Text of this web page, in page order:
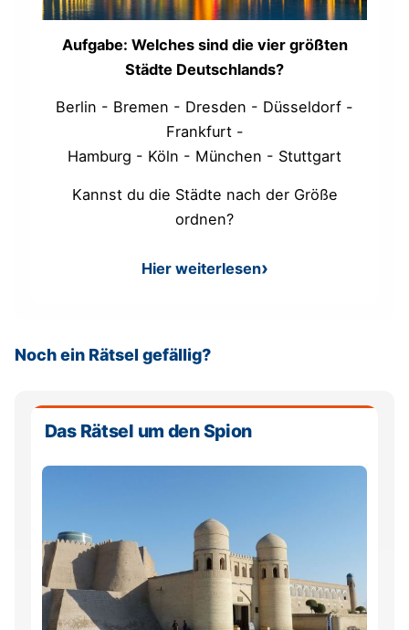
Aufgabe: Welches sind die vier größten
Städte Deutschlands?
Berlin - Bremen - Dresden - Düsseldorf -
Frankfurt -
Hamburg - Köln - München - Stuttgart
Kannst du die Städte nach der Größe
ordnen?
Hier weiterlesen: Deutschlands Städte
Noch ein Rätsel gefällig?
Das Rätsel um den Spion